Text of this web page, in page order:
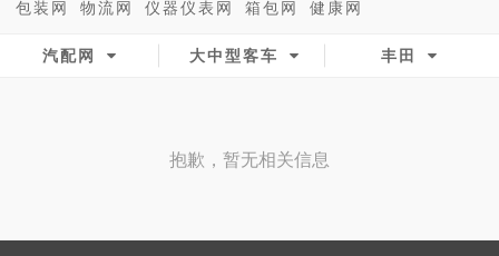
包装网
物流网 仪器仪表网 箱包网 健康网
汽配网 大中型客车 丰田
抱歉，暂无相关信息